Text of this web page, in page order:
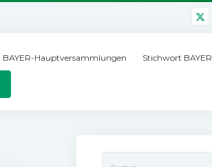
BAYER-Hauptversammlungen Stichwort BAYER